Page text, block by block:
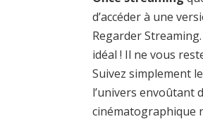
d’accéder à une
Regarder
idéal ! Il ne vous
Suivez simplement
l’univers envoûtant
cinématographique